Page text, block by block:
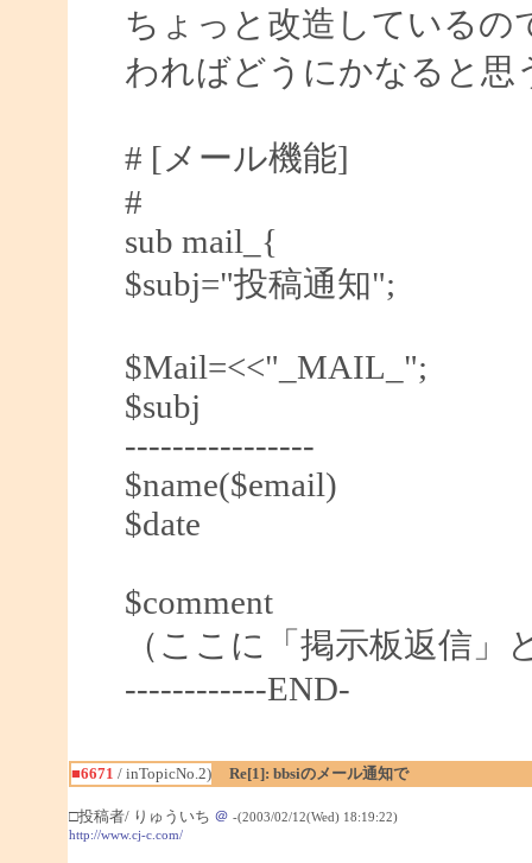
ちょっと改造しているの
わればどうにかなると思
# [メール機能]
#
sub mail_{
$subj="投稿通知";
$Mail=<<"_MAIL_";
$subj
----------------
$name($email)
$date
$comment
（ここに「掲示板返信
------------END-
■6671 / inTopicNo.2) Re[1]: bbsiのメール通知で
□投稿者/ りゅういち ＠ -(2003/02/12(Wed) 18:19:22)
http://www.cj-c.com/